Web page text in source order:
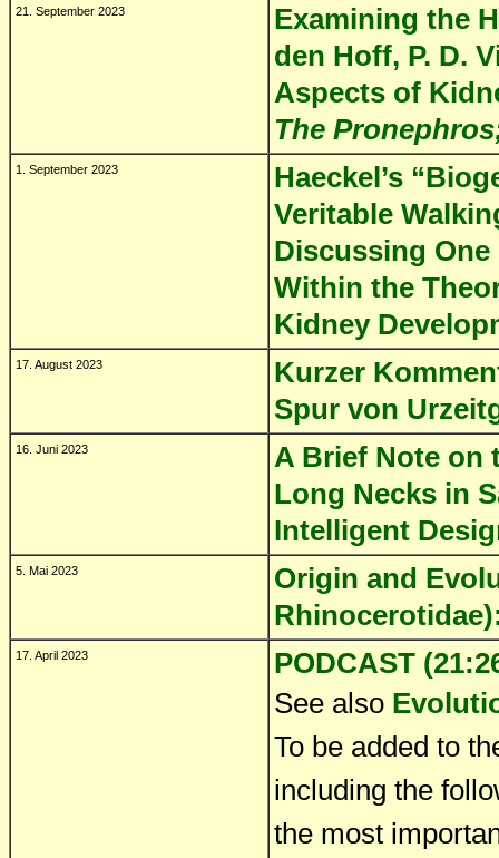
21. September 2023
Examining the
den Hoff, P. D.
Aspects of
The
1. September 2023
Haeckel’s
Veritable
Discussing
Within the
Kidney
17. August 2023
Kurzer
Spur von
16. Juni 2023
A Brief Note on
Long Necks in
Intelligent
5. Mai 2023
Origin and
17. April 2023
PODCAST
See also
To be added to
including the
the most